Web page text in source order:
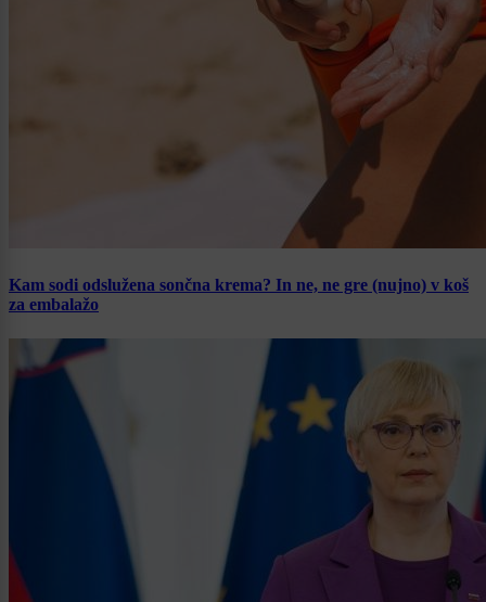
Kam sodi odslužena sončna krema? In ne, ne gre (nujno) v koš
za embalažo